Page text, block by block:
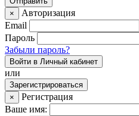
×
Авторизация
Email
Пароль
Забыли пароль?
Войти в Личный кабинет
или
Зарегистрироваться
×
Регистрация
Ваше имя: